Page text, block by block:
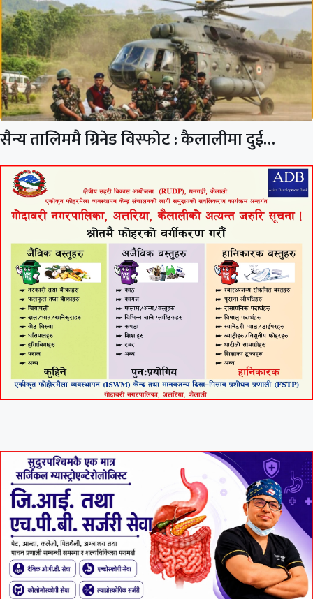
सैन्य तालिममै ग्रिनेड विस्फोट : कैलालीमा दुई…